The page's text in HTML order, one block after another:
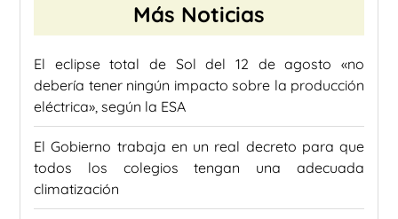
Más Noticias
El eclipse total de Sol del 12 de agosto «no
debería tener ningún impacto sobre la producción
eléctrica», según la ESA
El Gobierno trabaja en un real decreto para que
todos los colegios tengan una adecuada
climatización